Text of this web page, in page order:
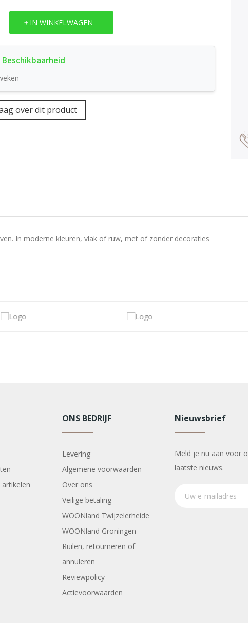
IN WINKELWAGEN
over dit product
In moderne kleuren, vlak of ruw, met of zonder decoraties
ONS BEDRIJF
Levering
Algemene voorwaarden
Over ons
Veilige betaling
WOONland Twijzelerheide
WOONland Groningen
Ruilen, retourneren of
annuleren
Reviewpolicy
Actievoorwaarden
Nieuwsbrief
Meld je nu aan voor
laatste nieuws.